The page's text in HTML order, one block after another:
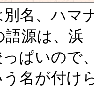
別名、ハ
源は、浜
ぱいので
名が付け